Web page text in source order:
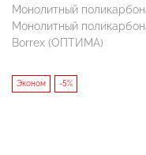
Монолитный
Монолитный
Borrex (ОПТИМА)
Эконом -5%